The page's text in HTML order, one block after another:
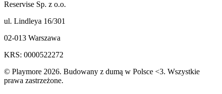
Reservise Sp. z o.o.
ul. Lindleya 16/301
02-013 Warszawa
KRS: 0000522272
© Playmore 2026. Budowany z dumą w Polsce <3. Wszystkie
prawa zastrzeżone.